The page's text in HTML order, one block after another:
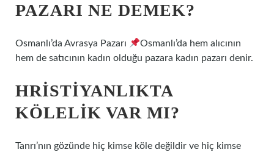
PAZARI NE DEMEK?
Osmanlı’da Avrasya Pazarı
Osmanlı’da hem alıcının
hem de satıcının kadın olduğu pazara kadın pazarı denir.
HRISTIYANLIKTA
KÖLELIK VAR MI?
Tanrı’nın gözünde hiç kimse köle değildir ve hiç kimse